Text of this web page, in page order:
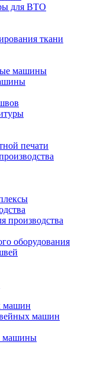
для ВТО
ткани
машины
печати
производства
оборудования
машин
машин
машины